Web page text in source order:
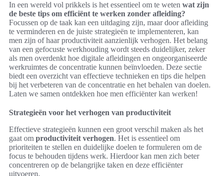
In een wereld vol prikkels is het essentieel om te weten wat zijn
de beste tips om efficiënt te werken zonder afleiding?
Focussen op de taak kan een uitdaging zijn, maar door afleiding
te verminderen en de juiste strategieën te implementeren, kan
men zijn of haar productiviteit aanzienlijk verhogen. Het belang
van een gefocuste werkhouding wordt steeds duidelijker, zeker
als men overdenkt hoe digitale afleidingen en ongeorganiseerde
werkruimtes de concentratie kunnen beïnvloeden. Deze sectie
biedt een overzicht van effectieve technieken en tips die helpen
bij het verbeteren van de concentratie en het behalen van doelen.
Laten we samen ontdekken hoe men efficiënter kan werken!
Strategieën voor het verhogen van productiviteit
Effectieve strategieën kunnen een groot verschil maken als het
gaat om productiviteit verhogen. Het is essentieel om
prioriteiten te stellen en duidelijke doelen te formuleren om de
focus te behouden tijdens werk. Hierdoor kan men zich beter
concentreren op de belangrijke taken en deze efficiënter
uitvoeren.